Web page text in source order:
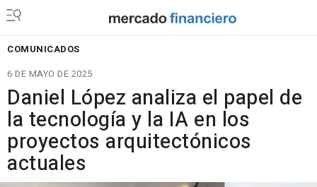
COMUNICADOS
6 DE MAYO DE 2025
Daniel López analiza el papel de
la tecnología y la IA en los
proyectos arquitectónicos
actuales